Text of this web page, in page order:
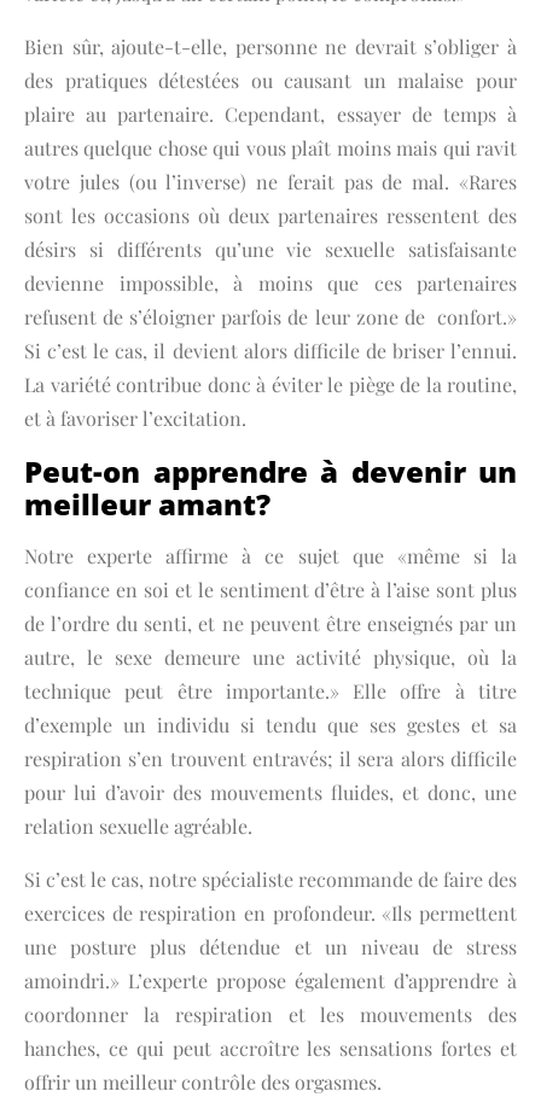
Bien sûr, ajoute-t-elle, personne ne devrait s’obliger à
des pratiques détestées ou causant un malaise pour
plaire au partenaire. Cependant, essayer de temps à
autres quelque chose qui vous plaît moins mais qui ravit
votre jules (ou l’inverse) ne ferait pas de mal. «Rares
sont les occasions où deux partenaires ressentent des
désirs si différents qu’une vie sexuelle satisfaisante
devienne impossible, à moins que ces partenaires
refusent de s’éloigner parfois de leur zone de confort.»
Si c’est le cas, il devient alors difficile de briser l’ennui.
La variété contribue donc à éviter le piège de la routine,
et à favoriser l’excitation.
Peut-on apprendre à devenir un
meilleur amant?
Notre experte affirme à ce sujet que «même si la
confiance en soi et le sentiment d’être à l’aise sont plus
de l’ordre du senti, et ne peuvent être enseignés par un
autre, le sexe demeure une activité physique, où la
technique peut être importante.» Elle offre à titre
d’exemple un individu si tendu que ses gestes et sa
respiration s’en trouvent entravés; il sera alors difficile
pour lui d’avoir des mouvements fluides, et donc, une
relation sexuelle agréable.
Si c’est le cas, notre spécialiste recommande de faire des
exercices de respiration en profondeur. «Ils permettent
une posture plus détendue et un niveau de stress
amoindri.» L’experte propose également d’apprendre à
coordonner la respiration et les mouvements des
hanches, ce qui peut accroître les sensations fortes et
offrir un meilleur contrôle des orgasmes.